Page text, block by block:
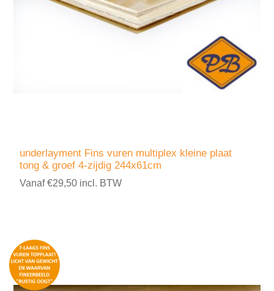
underlayment Fins vuren multiplex kleine plaat
tong & groef 4-zijdig 244x61cm
Vanaf €29,50 incl. BTW